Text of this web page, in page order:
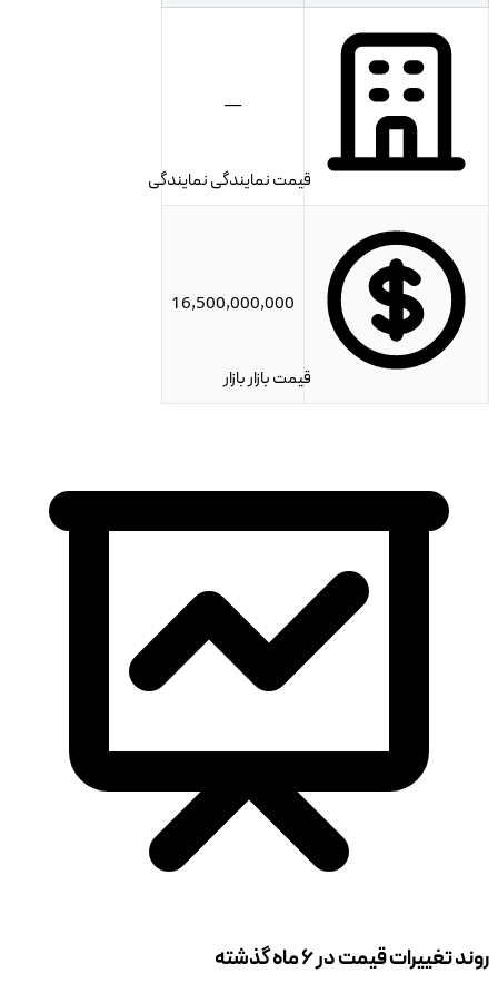
قیمت نمایندگینمایندگی
—
قیمت بازاربازار
16,500,000,000
روند تغییرات قیمت در ۶ ماه گذشته